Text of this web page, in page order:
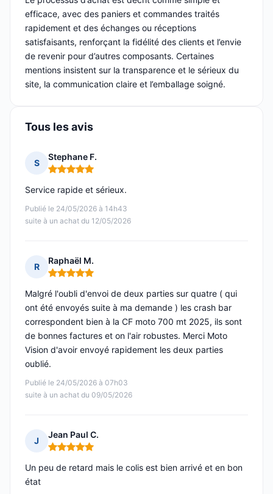
efficace, avec des paniers et commandes traités
rapidement et des échanges ou réceptions
satisfaisants, renforçant la fidélité des clients et l’envie
de revenir pour d’autres composants. Certaines
mentions insistent sur la transparence et le sérieux du
site, la communication claire et l’emballage soigné.
Tous les avis
S
Stephane F.
Note : 5 sur 5
Publié le 24/05/2026 à 14h43
suite à un achat du 12/05/2026
Service rapide et sérieux.
R
Raphaël M.
Note : 5 sur 5
Publié le 24/05/2026 à 07h03
suite à un achat du 09/05/2026
Malgré l'oubli d'envoi de deux parties sur quatre ( qui
ont été envoyés suite à ma demande ) les crash bar
correspondent bien à la CF moto 700 mt 2025, ils sont
de bonnes factures et on l'air robustes. Merci Moto
Vision d'avoir envoyé rapidement les deux parties
oublié.
J
Jean Paul C.
Note : 5 sur 5
Un peu de retard mais le colis est bien arrivé et en bon
état